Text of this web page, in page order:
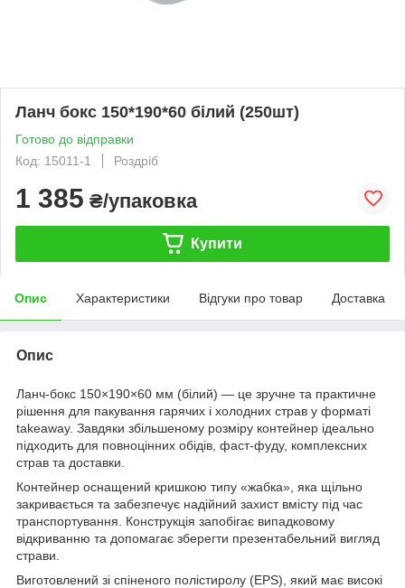
Ланч бокс 150*190*60 білий (250шт)
Готово до відправки
Код: 15011-1
Роздріб
1 385 ₴/упаковка
Купити
Опис Характеристики Відгуки про товар Доставка
Опис
Ланч-бокс 150×190×60 мм (білий) — це зручне та практичне
рішення для пакування гарячих і холодних страв у форматі
takeaway. Завдяки збільшеному розміру контейнер ідеально
підходить для повноцінних обідів, фаст-фуду, комплексних
страв та доставки.
Контейнер оснащений кришкою типу «жабка», яка щільно
закривається та забезпечує надійний захист вмісту під час
транспортування. Конструкція запобігає випадковому
відкриванню та допомагає зберегти презентабельний вигляд
страви.
Виготовлений зі спіненого полістиролу (EPS), який має високі